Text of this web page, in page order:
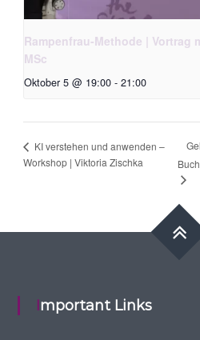
Rampenfrau-Methode | Vortrag
MSc
Oktober 5 @ 19:00 - 21:00
KI verstehen und anwenden –
Workshop | Viktoria Zischka
Important Links